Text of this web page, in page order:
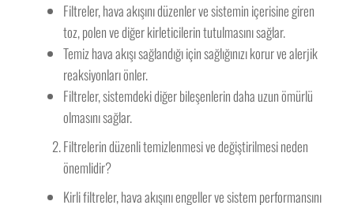
Filtreler, hava akışını düzenler ve sistemin içerisine giren
toz, polen ve diğer kirleticilerin tutulmasını sağlar.
Temiz hava akışı sağlandığı için sağlığınızı korur ve alerjik
reaksiyonları önler.
Filtreler, sistemdeki diğer bileşenlerin daha uzun ömürlü
olmasını sağlar.
Filtrelerin düzenli temizlenmesi ve değiştirilmesi neden
önemlidir?
Kirli filtreler, hava akışını engeller ve sistem performansını